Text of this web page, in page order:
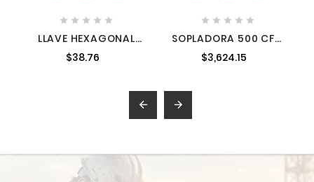
    
LLAVE HEXAGONAL
CORTA TIPO "L"
MÉTRICA 10 MM
$38.76
    
SOPLADORA 500 CFM
18 V FUEL SOLO
EQUIPO
$3,624.15
 